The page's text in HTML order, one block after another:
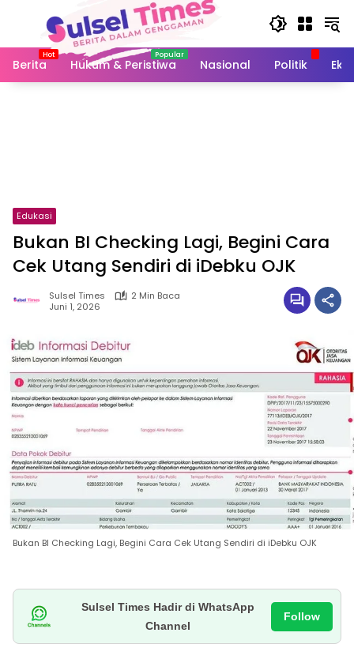
Berita
Hukum & Peristiwa Nasional Politik
Edukasi
Bukan BI Checking Lagi, Begini Cara
Cek Utang Sendiri di iDebku OJK
Sulsel Times
2 Min Baca
Juni 1, 2026
Bukan BI Checking Lagi, Begini Cara Cek Utang Sendiri di iDebku OJK
Sulsel Times Hadir di WhatsApp
Channel
Follow